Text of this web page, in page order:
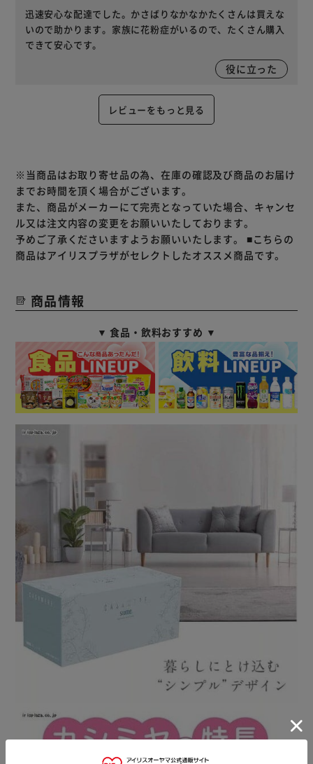
迅速安心な配達でした。かさばりなかなかたくさんは買えな
いので助かります。家族に花粉症がいるので、たくさん購入
できて安心です。
役に立った
レビューをもっと見る
※当商品はお取り寄せ品の為、在庫の確認及び商品のお届け
までお時間を頂く場合がございます。
また、商品がメーカーにて完売となっていた場合、キャンセ
ル又は注文内容の変更をお願いいたしております。
予めご了承くださいますようお願いいたします。 ■こちらの
商品はアイリスプラザがセレクトしたオススメ商品です。
商品情報
▼ 食品・飲料おすすめ ▼